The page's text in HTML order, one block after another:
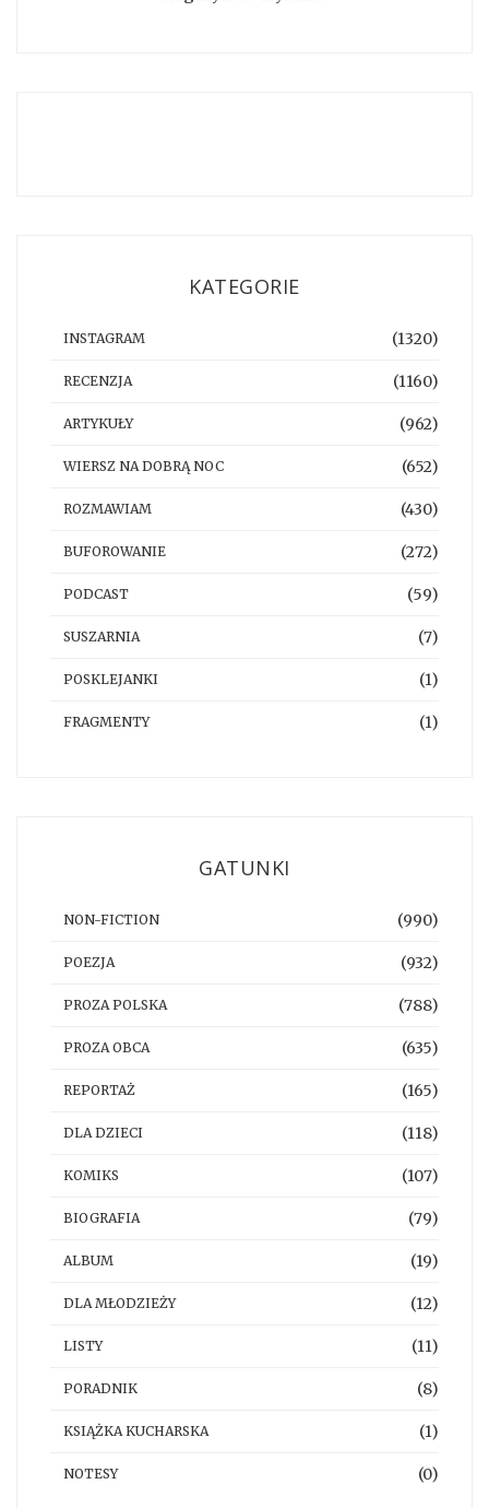
KATEGORIE
INSTAGRAM (1320)
RECENZJA (1160)
ARTYKUŁY (962)
WIERSZ NA DOBRĄ NOC (652)
ROZMAWIAM (430)
BUFOROWANIE (272)
PODCAST (59)
SUSZARNIA (7)
POSKLEJANKI (1)
FRAGMENTY (1)
GATUNKI
NON-FICTION (990)
POEZJA (932)
PROZA POLSKA (788)
PROZA OBCA (635)
REPORTAŻ (165)
DLA DZIECI (118)
KOMIKS (107)
BIOGRAFIA (79)
ALBUM (19)
DLA MŁODZIEŻY (12)
LISTY (11)
PORADNIK (8)
KSIĄŻKA KUCHARSKA (1)
NOTESY (0)